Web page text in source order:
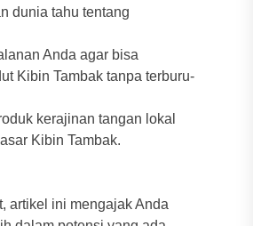
dunia tahu tentang
Anda agar bisa
Kibin Tambak tanpa terburu-
kerajinan tangan lokal
Kibin Tambak.
artikel ini mengajak Anda